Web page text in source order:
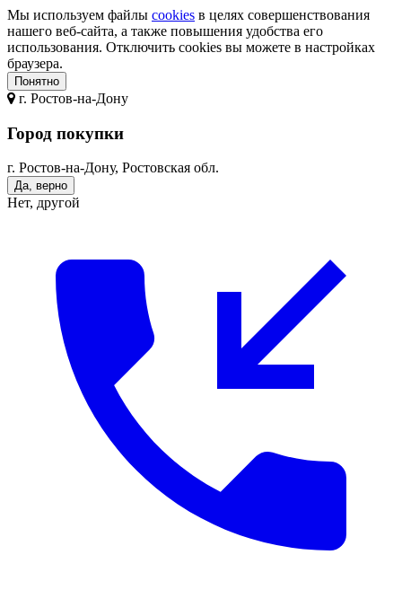
Мы используем файлы cookies в целях совершенствования
нашего веб-сайта, а также повышения удобства его
использования. Отключить cookies вы можете в настройках
браузера.
Понятно
г. Ростов-на-Дону
Город покупки
г. Ростов-на-Дону, Ростовская обл.
Да, верно
Нет, другой